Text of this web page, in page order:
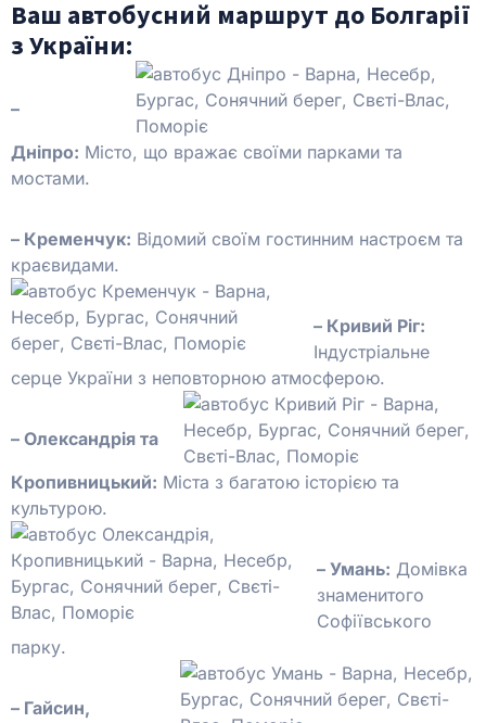
Ваш автобусний маршрут до Болгарії
з України:
–
Дніпро: Місто, що вражає своїми парками та
мостами.
– Кременчук: Відомий своїм гостинним настроєм та
краєвидами.
– Кривий Ріг:
Індустріальне
серце України з неповторною атмосферою.
– Олександрія та
Кропивницький: Міста з багатою історією та
культурою.
– Умань: Домівка
знаменитого
Софіївського
парку.
– Гайсин,